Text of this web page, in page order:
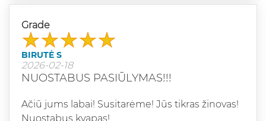
Grade
BIRUTĖ S
2026-02-18
NUOSTABUS PASIŪLYMAS!!!
Ačiū jums labai! Susitarėme! Jūs tikras žinovas!
Nuostabus kvapas!